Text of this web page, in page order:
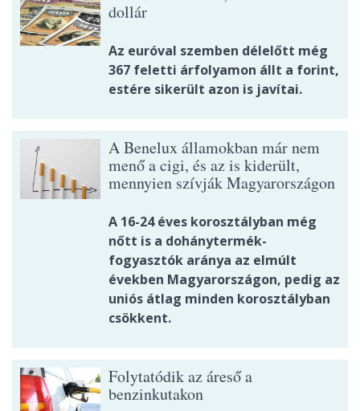
dollár
Az euróval szemben délelőtt még
367 feletti árfolyamon állt a forint,
estére sikerült azon is javítai.
A Benelux államokban már nem
menő a cigi, és az is kiderült,
mennyien szívják Magyarországon
A 16-24 éves korosztályban még
nőtt is a dohánytermék-
fogyasztók aránya az elmúlt
években Magyarországon, pedig az
uniós átlag minden korosztályban
csökkent.
Folytatódik az áreső a
benzinkutakon